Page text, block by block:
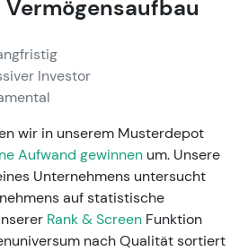
Investor
wir in unserem Musterdepot
Aufwand gewinnen um. Unsere
Unternehmens untersucht
auf statistische
Rank & Screen Funktion
nach Qualität sortiert